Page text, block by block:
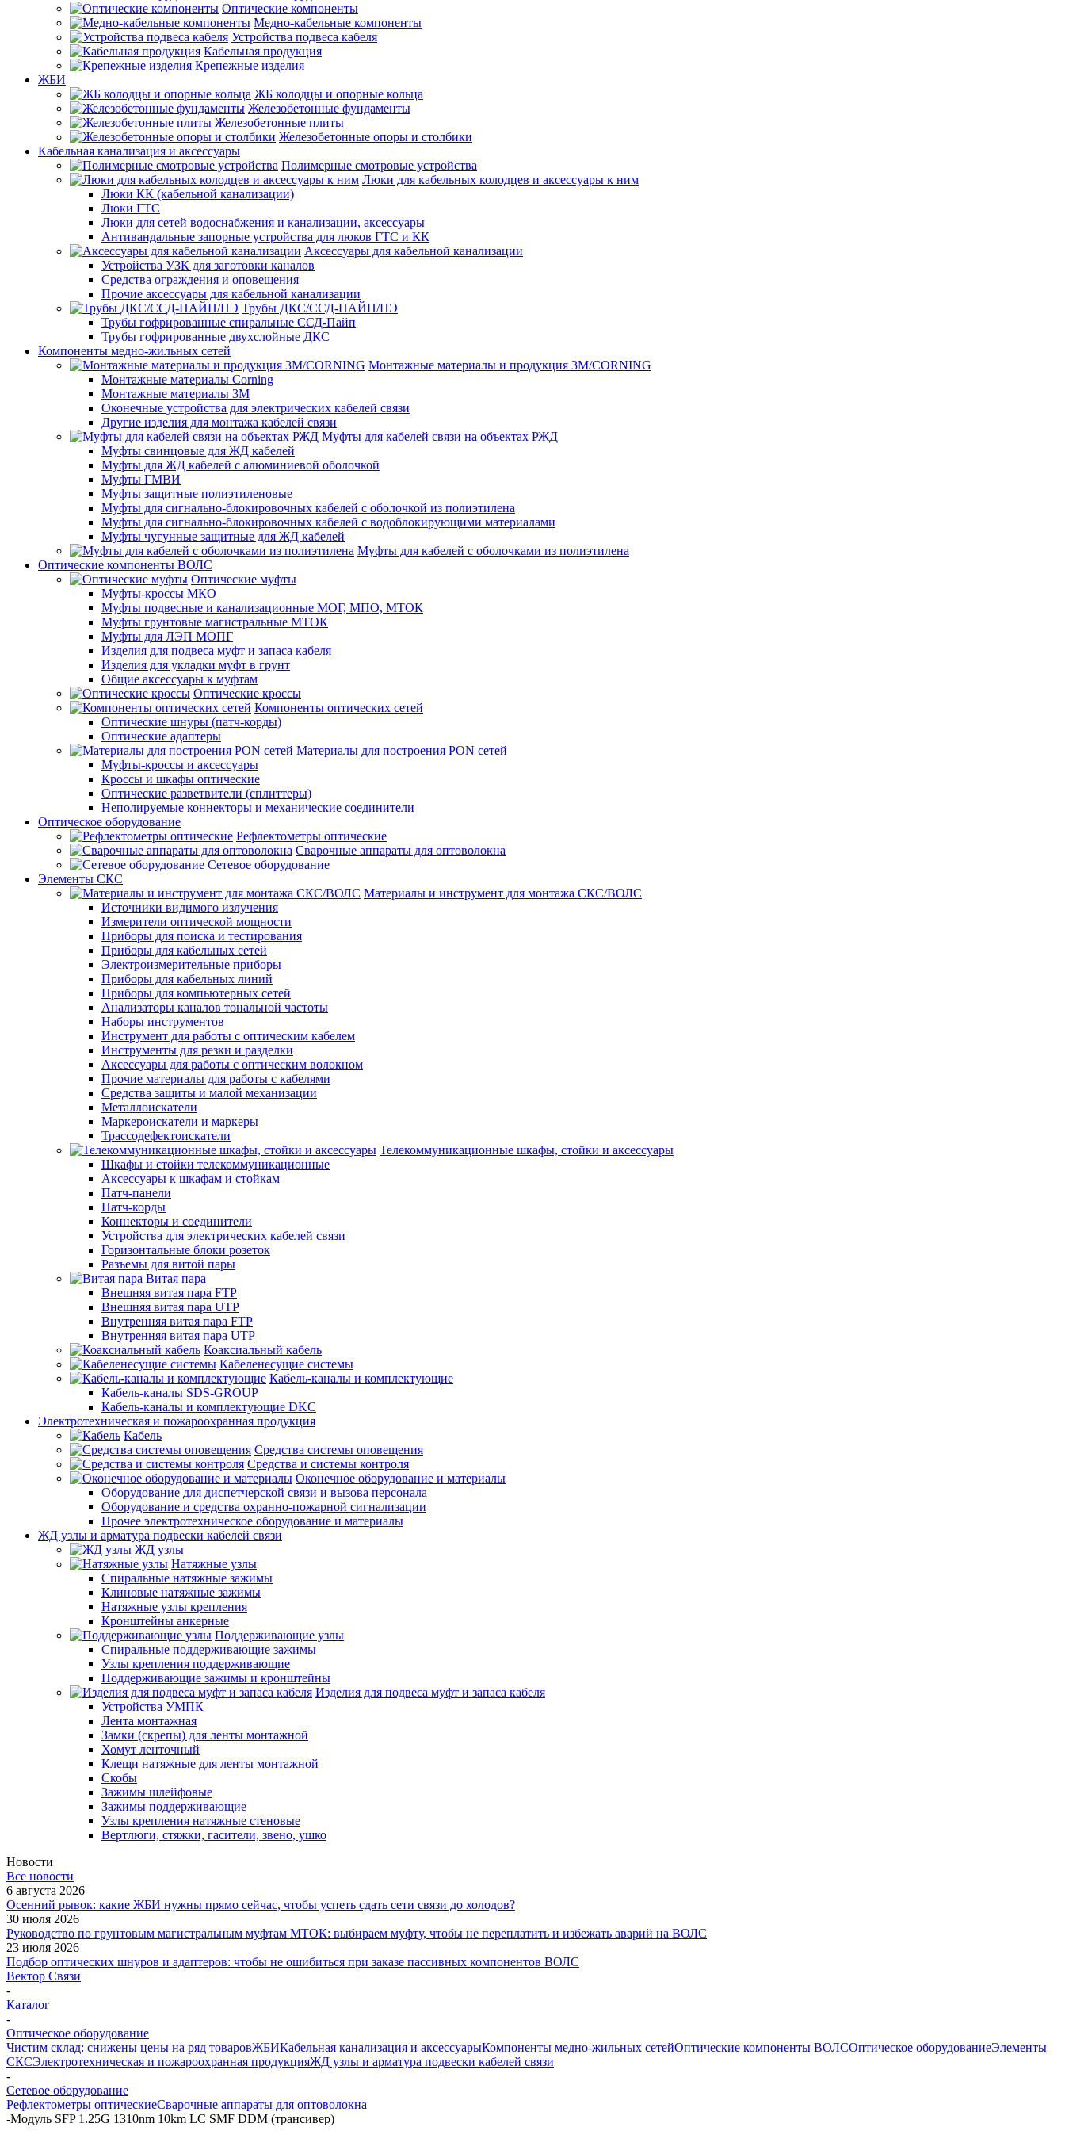
Оптические компоненты
Медно-кабельные компоненты
Устройства подвеса кабеля
Кабельная продукция
Крепежные изделия
ЖБИ
ЖБ колодцы и опорные кольца
Железобетонные фундаменты
Железобетонные плиты
Железобетонные опоры и столбики
Кабельная канализация и аксессуары
Полимерные смотровые устройства
Люки для кабельных колодцев и аксессуары к ним
Люки КК (кабельной канализации)
Люки ГТС
Люки для сетей водоснабжения и канализации, аксессуары
Антивандальные запорные устройства для люков ГТС и КК
Аксессуары для кабельной канализации
Устройства УЗК для заготовки каналов
Средства ограждения и оповещения
Прочие аксессуары для кабельной канализации
Трубы ДКС/ССД-ПАЙП/ПЭ
Трубы гофрированные спиральные ССД-Пайп
Трубы гофрированные двухслойные ДКС
Компоненты медно-жильных сетей
Монтажные материалы и продукция 3M/CORNING
Монтажные материалы Corning
Монтажные материалы 3M
Оконечные устройства для электрических кабелей связи
Другие изделия для монтажа кабелей связи
Муфты для кабелей связи на объектах РЖД
Муфты свинцовые для ЖД кабелей
Муфты для ЖД кабелей с алюминиевой оболочкой
Муфты ГМВИ
Муфты защитные полиэтиленовые
Муфты для сигнально-блокировочных кабелей с оболочкой из полиэтилена
Муфты для сигнально-блокировочных кабелей с водоблокирующими материалами
Муфты чугунные защитные для ЖД кабелей
Муфты для кабелей с оболочками из полиэтилена
Оптические компоненты ВОЛС
Оптические муфты
Муфты-кроссы МКО
Муфты подвесные и канализационные МОГ, МПО, МТОК
Муфты грунтовые магистральные МТОК
Муфты для ЛЭП МОПГ
Изделия для подвеса муфт и запаса кабеля
Изделия для укладки муфт в грунт
Общие аксессуары к муфтам
Оптические кроссы
Компоненты оптических сетей
Оптические шнуры (патч-корды)
Оптические адаптеры
Материалы для построения PON сетей
Муфты-кроссы и аксессуары
Кроссы и шкафы оптические
Оптические разветвители (сплиттеры)
Неполируемые коннекторы и механические соединители
Оптическое оборудование
Рефлектометры оптические
Сварочные аппараты для оптоволокна
Сетевое оборудование
Элементы СКС
Материалы и инструмент для монтажа СКС/ВОЛС
Источники видимого излучения
Измерители оптической мощности
Приборы для поиска и тестирования
Приборы для кабельных сетей
Электроизмерительные приборы
Приборы для кабельных линий
Приборы для компьютерных сетей
Анализаторы каналов тональной частоты
Наборы инструментов
Инструмент для работы с оптическим кабелем
Инструменты для резки и разделки
Аксессуары для работы с оптическим волокном
Прочие материалы для работы с кабелями
Средства защиты и малой механизации
Металлоискатели
Маркероискатели и маркеры
Трассодефектоискатели
Телекоммуникационные шкафы, стойки и аксессуары
Шкафы и стойки телекоммуникационные
Аксессуары к шкафам и стойкам
Патч-панели
Патч-корды
Коннекторы и соединители
Устройства для электрических кабелей связи
Горизонтальные блоки розеток
Разъемы для витой пары
Витая пара
Внешняя витая пара FTP
Внешняя витая пара UTP
Внутренняя витая пара FTP
Внутренняя витая пара UTP
Коаксиальный кабель
Кабеленесущие системы
Кабель-каналы и комплектующие
Кабель-каналы SDS-GROUP
Кабель-каналы и комплектующие DKC
Электротехническая и пожароохранная продукция
Кабель
Средства системы оповещения
Средства и системы контроля
Оконечное оборудование и материалы
Оборудование для диспетчерской связи и вызова персонала
Оборудование и средства охранно-пожарной сигнализации
Прочее электротехническое оборудование и материалы
ЖД узлы и арматура подвески кабелей связи
ЖД узлы
Натяжные узлы
Спиральные натяжные зажимы
Клиновые натяжные зажимы
Натяжные узлы крепления
Кронштейны анкерные
Поддерживающие узлы
Спиральные поддерживающие зажимы
Узлы крепления поддерживающие
Поддерживающие зажимы и кронштейны
Изделия для подвеса муфт и запаса кабеля
Устройства УМПК
Лента монтажная
Замки (скрепы) для ленты монтажной
Хомут ленточный
Клещи натяжные для ленты монтажной
Скобы
Зажимы шлейфовые
Зажимы поддерживающие
Узлы крепления натяжные стеновые
Вертлюги, стяжки, гасители, звено, ушко
Новости
Все новости
6 августа 2026
Осенний рывок: какие ЖБИ нужны прямо сейчас, чтобы успеть сдать сети связи до холодов?
30 июля 2026
Руководство по грунтовым магистральным муфтам МТОК: выбираем муфту, чтобы не переплатить и избежать аварий на ВОЛС
23 июля 2026
Подбор оптических шнуров и адаптеров: чтобы не ошибиться при заказе пассивных компонентов ВОЛС
Вектор Связи
-
Каталог
-
Оптическое оборудование
Чистим склад: снижены цены на ряд товаровЖБИКабельная канализация и аксессуарыКомпоненты медно-жильных сетейОптические компоненты ВОЛСОптическое оборудованиеЭлементы
СКСЭлектротехническая и пожароохранная продукцияЖД узлы и арматура подвески кабелей связи
-
Сетевое оборудование
Рефлектометры оптическиеСварочные аппараты для оптоволокна
-Модуль SFP 1.25G 1310nm 10km LC SMF DDM (трансивер)